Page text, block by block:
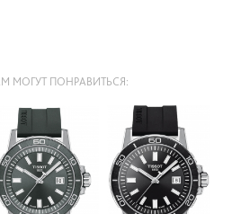
МОГУТ ПОНРАВИТЬСЯ: